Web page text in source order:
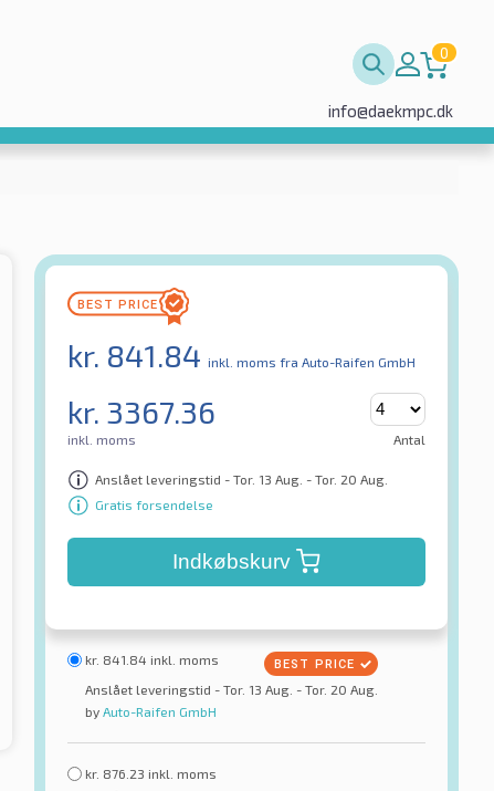
0
info@daekmpc.dk
kr. 841.84 inkl. moms fra Auto-Raifen GmbH
kr. 3367.36
inkl. moms Antal
Anslået leveringstid - Tor. 13 Aug. - Tor. 20 Aug.
Gratis forsendelse
Indkøbskurv
kr. 841.84 inkl. moms
Anslået leveringstid - Tor. 13 Aug. - Tor. 20 Aug.
by Auto-Raifen GmbH
kr. 876.23 inkl. moms